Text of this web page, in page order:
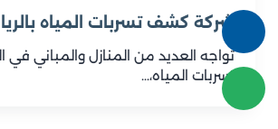
شركة كشف تسربات المياه
تواجه العديد من المنازل والمباني
تسربات المياه،…